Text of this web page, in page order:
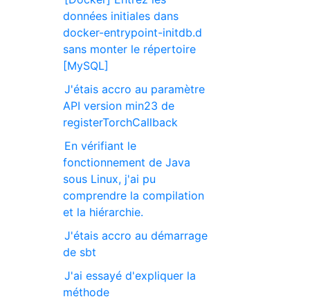
données initiales dans
docker-entrypoint-initdb.d
sans monter le répertoire
[MySQL]
J'étais accro au paramètre
API version min23 de
registerTorchCallback
En vérifiant le
fonctionnement de Java
sous Linux, j'ai pu
comprendre la compilation
et la hiérarchie.
J'étais accro au démarrage
de sbt
J'ai essayé d'expliquer la
méthode